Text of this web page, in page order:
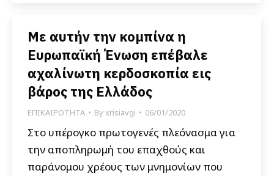
Με αυτήν την κομπίνα η
Ευρωπαϊκή Ένωση επέβαλε
αχαλίνωτη κερδοσκοπία εις
βάρος της Ελλάδος
ΕΠΙΚΑΙΡΟΤΗΤΑ Byxrisiavgi 06/01/2020
Στο υπέρογκο πρωτογενές πλεόνασμα για
την αποπληρωμή του επαχθούς και
παράνομου χρέους των μνημονίων που